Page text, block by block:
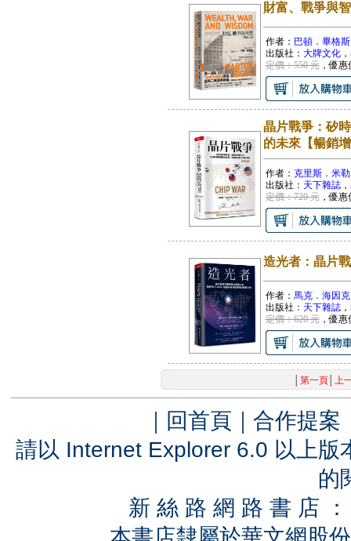
財富、戰爭與
作者： 巴頓．畢格斯
出版社： 大牌文化
定價：550 元，優惠
晶片戰爭：矽
的未來【暢銷
作者： 克里斯．米勒
出版社： 天下雜誌
定價：720 元，優惠
造光者：晶片
作者： 馬克．海因克
出版社： 天下雜誌
定價：620 元，優惠
第一頁│ 上
｜ 回首頁 ｜ 合作提案
請以 Internet Explorer 6.0 以上
的
新 絲 路 網 路 書 店